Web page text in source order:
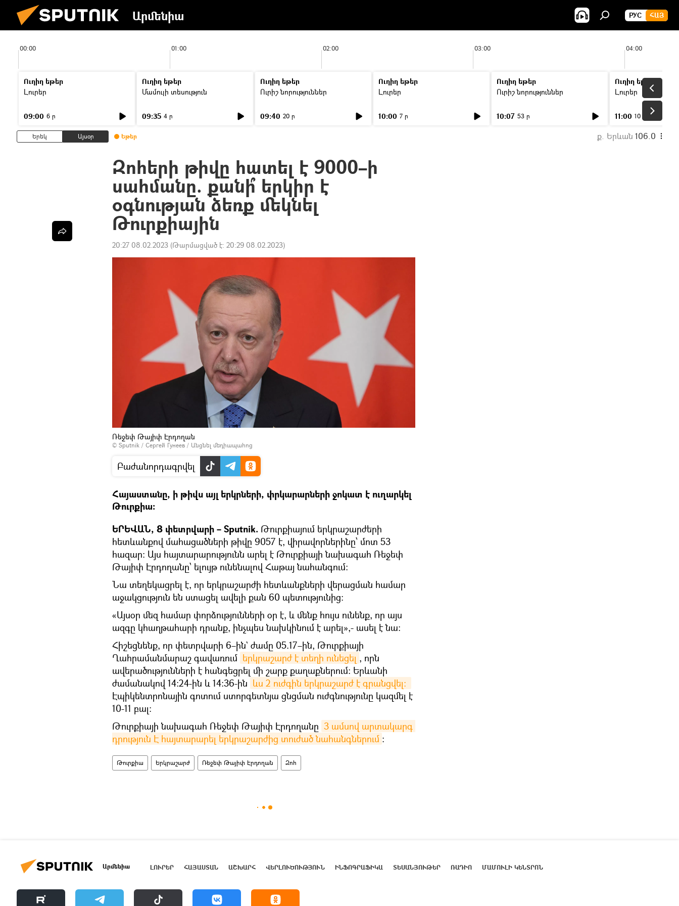
Արմենիա РУС ՀԱՅ
00:00 01:00 02:00 03:00 04:00
Ուղիղ եթեր
Լուրեր
09:00 6 ր
Ուղիղ եթեր
Մամուլի տեսություն
09:35 4 ր
Ուղիղ եթեր
Ուրիշ նորություններ
09:40 20 ր
Ուղիղ եթեր
Լուրեր
10:00 7 ր
Ուղիղ եթեր
Ուրիշ նորություններ
10:07 53 ր
Ուղիղ եթեր
Լուրեր
11:00 10 ր
Երեկ Այսօր Եթեր ք. Երևան 106.0
Զոհերի թիվը հատել է 9000–ի
սահմանը. քանի՞ երկիր է
օգնության ձեռք մեկնել
Թուրքիային
20:27 08.02.2023 (Թարմացված է: 20:29 08.02.2023)
Ռեջեփ Թայիփ Էրդողան
© Sputnik / Сергей Гунеев / Անցնել մեդիապահոց
Բաժանորդագրվել
Հայաստանը, ի թիվս այլ երկրների, փրկարարների ջոկատ է ուղարկել
Թուրքիա։
ԵՐԵՎԱՆ, 8 փետրվարի – Sputnik. Թուրքիայում երկրաշարժերի
հետևանքով մահացածների թիվը 9057 է, վիրավորներինը՝ մոտ 53
հազար: Այս հայտարարությունն արել է Թուրքիայի նախագահ Ռեջեփ
Թայիփ Էրդողանը՝ ելույթ ունենալով Հաթայ նահանգում։
Նա տեղեկացրել է, որ երկրաշարժի հետևանքների վերացման համար
աջակցություն են ստացել ավելի քան 60 պետությունից:
«Այսօր մեզ համար փորձությունների օր է, և մենք հույս ունենք, որ այս
ազգը կհաղթահարի դրանք, ինչպես նախկինում է արել»,- ասել է նա։
Հիշեցնենք, որ փետրվարի 6–ին` ժամը 05.17–ին, Թուրքիայի
Ղահրամանմարաշ գավառում երկրաշարժ է տեղի ունեցել , որն
ավերածությունների է հանգեցրել մի շարք քաղաքներում։ Երևանի
ժամանակով 14։24-ին և 14։36-ին
Էպիկենտրոնային գոտում ստորգետնյա ցնցման ուժգնությունը կազմել է
10-11 բալ:
Թուրքիայի նախագահ Ռեջեփ Թայիփ Էրդողանը 3 ամսով արտակարգ
դրություն Է հայտարարել երկրաշարժից տուժած նահանգներում ։
Թուրքիա Երկրաշարժ Ռեջեփ Թայիփ Էրդողան Զոհ
Արմենիա ԼՈՒՐԵՐ ՀԱՅԱՍՏԱՆ ԱՇԽԱՐՀ ՎԵՐԼՈՒԾՈՒԹՅՈՒՆ ԻՆՖՈԳՐԱՖԻԿԱ ՏԵՍԱՆՅՈՒԹԵՐ ՌԱԴԻՈ ՄԱՄՈՒԼԻ ԿԵՆՏՐՈՆ